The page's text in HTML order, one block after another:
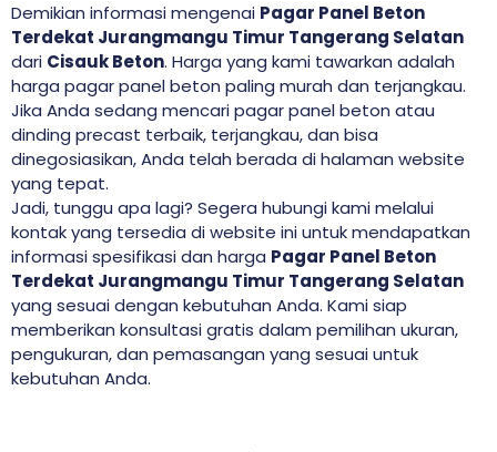
Demikian informasi mengenai Pagar Panel Beton
Terdekat Jurangmangu Timur Tangerang Selatan
dari Cisauk Beton. Harga yang kami tawarkan adalah
harga pagar panel beton paling murah dan terjangkau.
Jika Anda sedang mencari pagar panel beton atau
dinding precast terbaik, terjangkau, dan bisa
dinegosiasikan, Anda telah berada di halaman website
yang tepat.
Jadi, tunggu apa lagi? Segera hubungi kami melalui
kontak yang tersedia di website ini untuk mendapatkan
informasi spesifikasi dan harga Pagar Panel Beton
Terdekat Jurangmangu Timur Tangerang Selatan
yang sesuai dengan kebutuhan Anda. Kami siap
memberikan konsultasi gratis dalam pemilihan ukuran,
pengukuran, dan pemasangan yang sesuai untuk
kebutuhan Anda.